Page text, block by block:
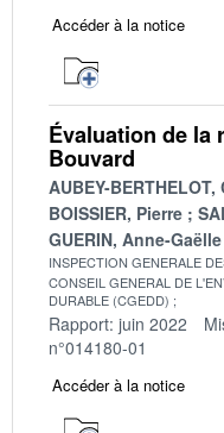
Accéder à la notice
Évaluation de la
Bouvard
AUBEY-
BOISSIER, Pierre
GUERIN, Anne-Gaëlle
INSPECTION GENERALE
CONSEIL GENERAL DE
DURABLE (CGEDD)
Rapport: juin 2022
n°014180-01
Accéder à la notice